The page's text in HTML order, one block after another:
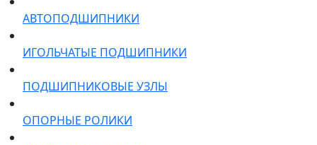
АВТОПОДШИПНИКИ
ИГОЛЬЧАТЫЕ ПОДШИПНИКИ
ПОДШИПНИКОВЫЕ УЗЛЫ
ОПОРНЫЕ РОЛИКИ